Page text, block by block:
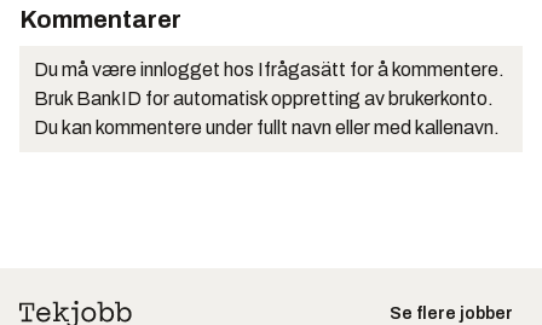
Kommentarer
Du må være innlogget hos Ifrågasätt for å kommentere.
Bruk BankID for automatisk oppretting av brukerkonto.
Du kan kommentere under fullt navn eller med kallenavn.
Se flere jobber